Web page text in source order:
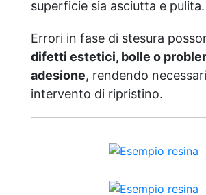
kg/m² si basa su una copertura
raddoppiare la quantità
Sparta Top: Consumo
kg/m². Si prega di rispettare
indicazione, poiché la
prodotto è calcolata in base
consumo. ​
superficie sia asciutta e pulita.
Errori in fase di stesura
difetti estetici, bolle o
adesione, rendendo
intervento di ripristino.